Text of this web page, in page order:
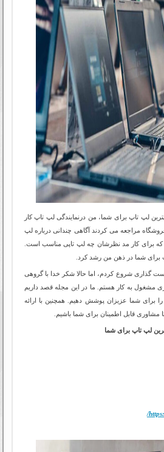
لپ تاپ برای شما، من درنمایندگی لپ تاپ کار
مراجعه می کردند آگاهی چندانی درباره لپ
که برای کار مد نظرشان چه لپ تاپی مناسب است.
برای شما در ذهن من رشد کرد.
گذاری شروع کردم، اما حالا شکر خدا با گروهی
مشغول به کار هستم. ما در این مجله قصد داریم
برای شما عزیزان پوشش دهیم. همچنین با ارائه
مشاوری قابل اطمینان برای شما باشیم.
لپ تاپ برای شما